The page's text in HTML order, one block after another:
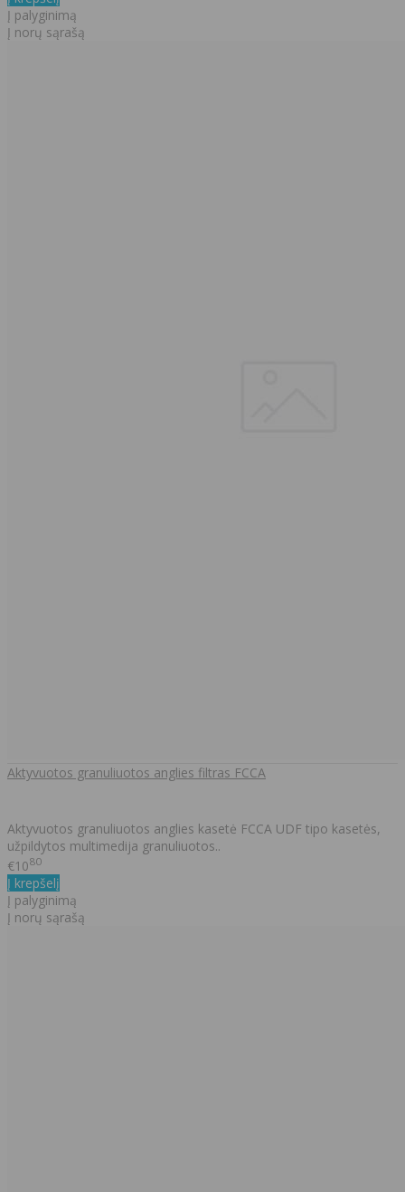
Į palyginimą
Į norų sąrašą
Aktyvuotos granuliuotos anglies filtras FCCA
Aktyvuotos granuliuotos anglies kasetė FCCA UDF tipo kasetės,
užpildytos multimedija granuliuotos..
€1080
Į krepšelį
Į palyginimą
Į norų sąrašą